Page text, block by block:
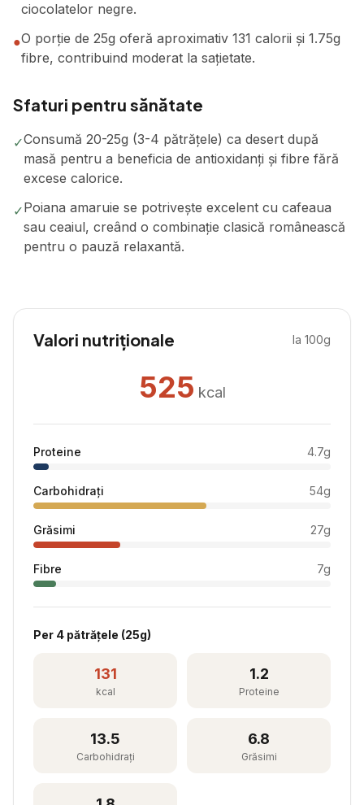
ciocolatelor negre.
●O porție de 25g oferă aproximativ 131 calorii și 1.75g
fibre, contribuind moderat la sațietate.
Sfaturi pentru sănătate
✓Consumă 20-25g (3-4 pătrățele) ca desert după
masă pentru a beneficia de antioxidanți și fibre fără
excese calorice.
✓Poiana amaruie se potrivește excelent cu cafeaua
sau ceaiul, creând o combinație clasică românească
pentru o pauză relaxantă.
Valori nutriționale la 100g
525 kcal
Proteine 4.7g
Carbohidrați 54g
Grăsimi 27g
Fibre 7g
Per 4 pătrățele (25g)
131
kcal
1.2
Proteine
13.5
Carbohidrați
6.8
Grăsimi